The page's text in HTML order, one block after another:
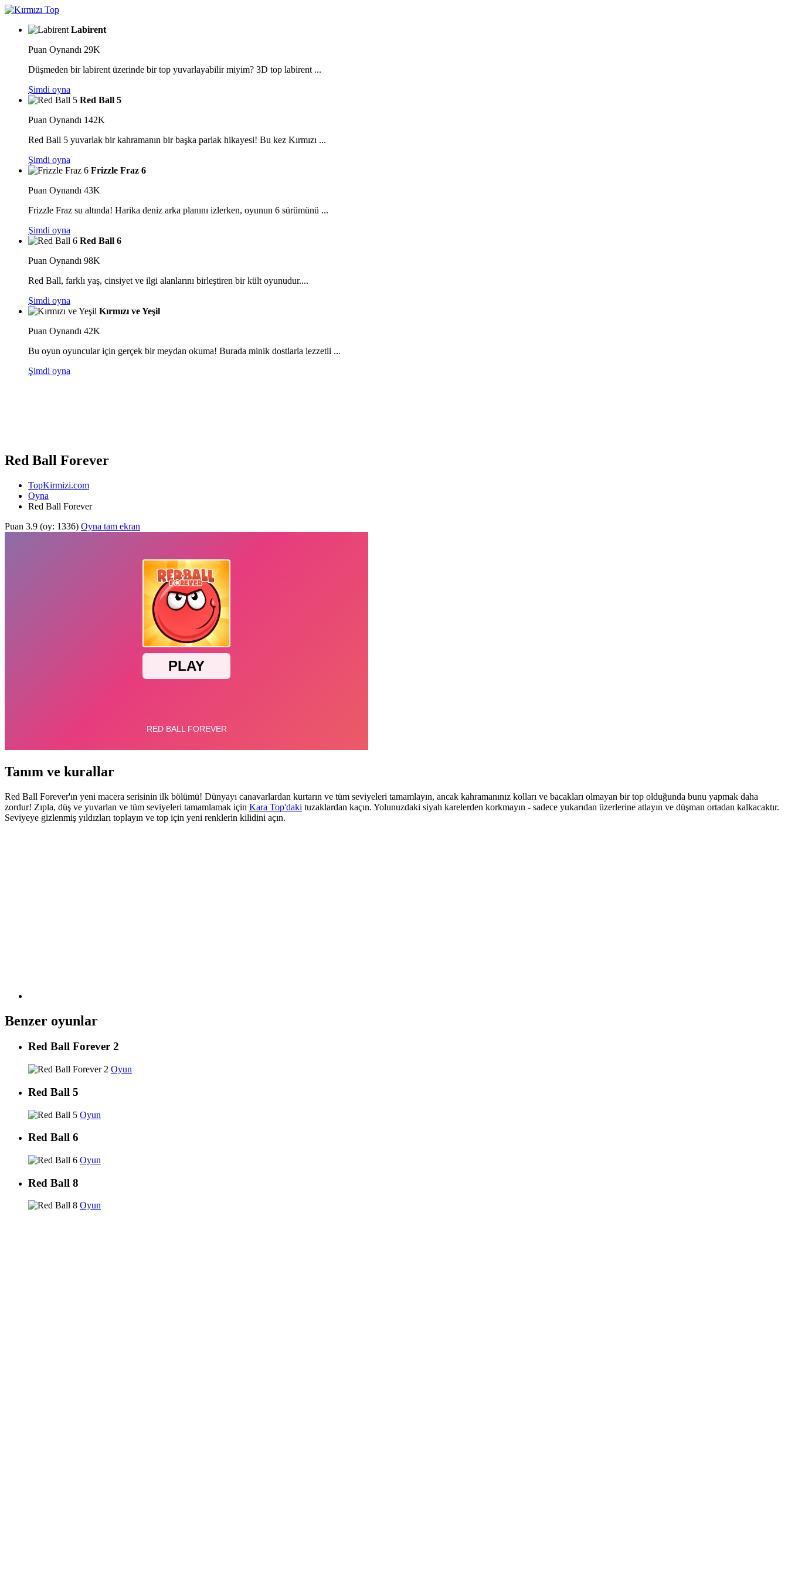
Labirent
Puan Oynandı 29K
Düşmeden bir labirent üzerinde bir top yuvarlayabilir miyim? 3D top labirent ...
Şimdi oyna
Red Ball 5
Puan Oynandı 142K
Red Ball 5 yuvarlak bir kahramanın bir başka parlak hikayesi! Bu kez Kırmızı ...
Şimdi oyna
Frizzle Fraz 6
Puan Oynandı 43K
Frizzle Fraz su altında! Harika deniz arka planını izlerken, oyunun 6 sürümünü ...
Şimdi oyna
Red Ball 6
Puan Oynandı 98K
Red Ball, farklı yaş, cinsiyet ve ilgi alanlarını birleştiren bir kült oyunudur....
Şimdi oyna
Kırmızı ve Yeşil
Puan Oynandı 42K
Bu oyun oyuncular için gerçek bir meydan okuma! Burada minik dostlarla lezzetli ...
Şimdi oyna
Red Ball Forever
TopKirmizi.com
Oyna
Red Ball Forever
Puan 3.9 (oy: 1336) Oyna tam ekran
Tanım ve kurallar
Red Ball Forever'ın yeni macera serisinin ilk bölümü! Dünyayı canavarlardan kurtarın ve tüm seviyeleri tamamlayın, ancak kahramanınız kolları ve bacakları olmayan bir top olduğunda bunu yapmak daha
zordur! Zıpla, düş ve yuvarlan ve tüm seviyeleri tamamlamak için Kara Top'daki tuzaklardan kaçın. Yolunuzdaki siyah karelerden korkmayın - sadece yukarıdan üzerlerine atlayın ve düşman ortadan kalkacaktır.
Seviyeye gizlenmiş yıldızları toplayın ve top için yeni renklerin kilidini açın.
Benzer oyunlar
Red Ball Forever 2
Oyun
Red Ball 5
Oyun
Red Ball 6
Oyun
Red Ball 8
Oyun